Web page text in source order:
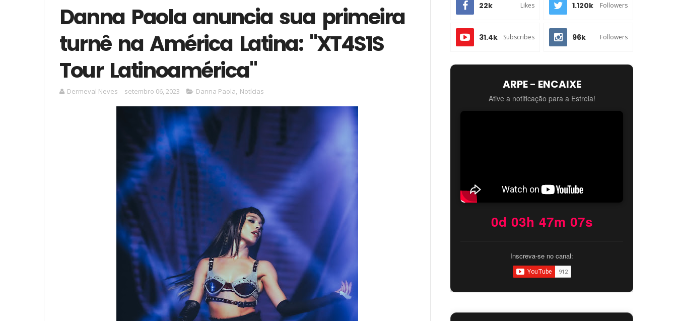
Danna Paola anuncia sua primeira
turnê na América Latina: "XT4S1S
Tour Latinoamérica"
Dermeval Neves setembro 06, 2023 Danna Paola, Notícias
22k Likes 1.120k Followers
31.4k Subscribes 96k Followers
ARPE - ENCAIXE
Ative a notificação para a Estreia!
0d 03h 47m 06s
Inscreva-se no canal: